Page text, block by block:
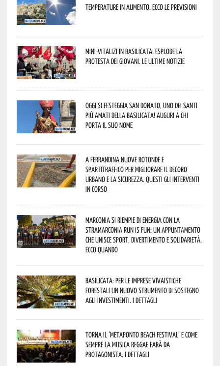
temperature in aumento. Ecco le previsioni
Mini-vitalizi in Basilicata: esplode la
protesta dei giovani. Le ultime notizie
Oggi si festeggia San Donato, uno dei Santi
più amati della Basilicata! Auguri a chi
porta il suo nome
A Ferrandina nuove rotonde e
spartitraffico per migliorare il decoro
urbano e la sicurezza. Questi gli interventi
in corso
Marconia si riempie di energia con la
StraMarconia Run is Fun: un appuntamento
che unisce sport, divertimento e solidarietà.
Ecco quando
Basilicata: per le imprese vivaistiche
forestali un nuovo strumento di sostegno
agli investimenti. I dettagli
Torna il ‘Metaponto beach festival’ e come
sempre la musica reggae farà da
protagonista. I dettagli